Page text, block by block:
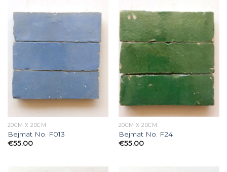
20CM X 20CM
Bejmat No. F013
€55.00
20CM X 20CM
Bejmat No. F24
€55.00